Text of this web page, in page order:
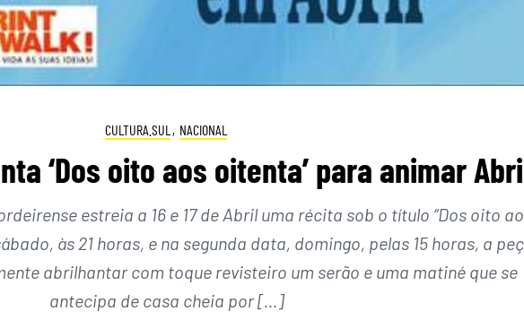
CULTURA.SUL , NACIONAL
‘Dos oito aos oitenta’ para animar
estreia a 16 e 17 de Abril uma récita sob o título “Dos oito
às 21 horas, e na segunda data, domingo, pelas 15 horas, a
abrilhantar com toque revisteiro um serão e uma matiné que se
antecipa de casa cheia por […]